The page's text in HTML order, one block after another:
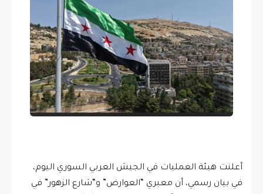
أعلنت هيئة العمليات في الجيش العربي السوري اليوم،
في بيان رسمي، أن معبري “العوارض” و“شارع الزهور” في